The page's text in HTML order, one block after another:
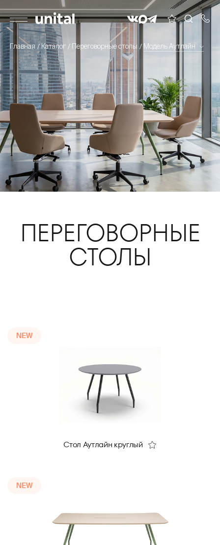
Главная Каталог Переговорные столы Модель Аутлайн
ПЕРЕГОВОРНЫЕ
СТОЛЫ
NEW
Стол Аутлайн круглый
NEW